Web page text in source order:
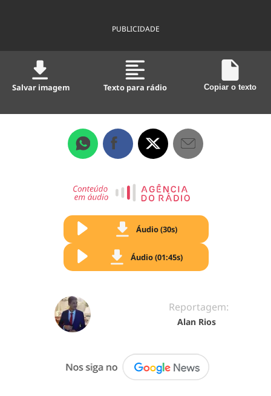
PUBLICIDADE
Salvar imagem Texto para rádio Copiar o texto
Áudio (30s)
Áudio (01:45s)
Reportagem:
Alan Rios